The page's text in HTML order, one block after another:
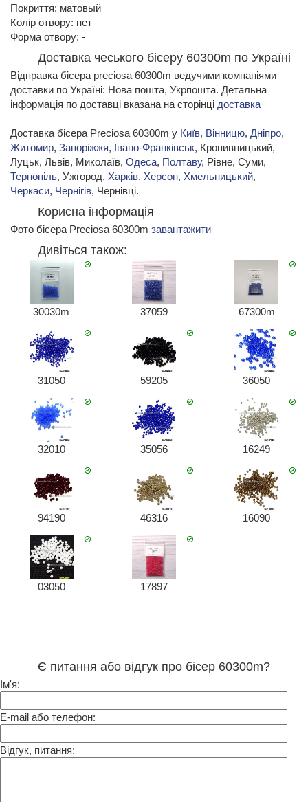
Покриття: матовый
Колір отвору: нет
Форма отвору: -
Доставка чеського бісеру 60300m по Україні
Відправка бісера preciosa 60300m ведучими компаніями
доставки по Україні: Нова пошта, Укрпошта. Детальна
інформація по доставці вказана на сторінці доставка
Доставка бісера Preciosa 60300m у Київ, Вінницю, Дніпро,
Житомир, Запоріжжя, Івано-Франківськ, Кропивницький,
Луцьк, Львів, Миколаїв, Одеса, Полтаву, Рівне, Суми,
Тернопіль, Ужгород, Харків, Херсон, Хмельницький,
Черкаси, Чернігів, Чернівці.
Корисна інформація
Фото бісера Preciosa 60300m завантажити
Дивіться також:
30030m 37059 67300m
31050 59205 36050
32010 35056 16249
94190 46316 16090
03050 17897
Є питання або відгук про бісер 60300m?
Ім'я:
E-mail або телефон:
Відгук, питання: